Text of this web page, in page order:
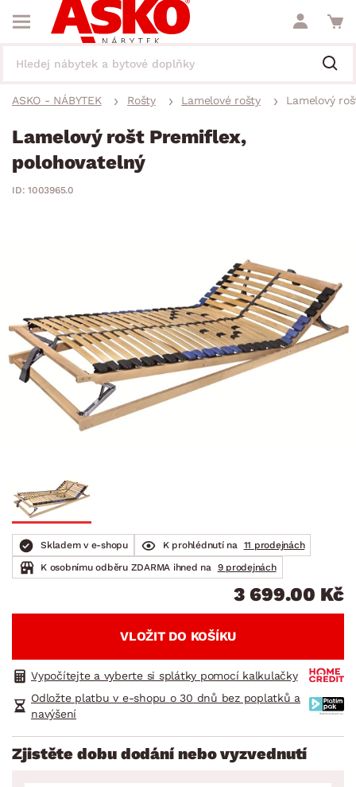
ASKO - NÁBYTEK Rošty Lamelové rošty Lamelový
Lamelový rošt Premiflex,
polohovatelný
ID: 1003965.0
Skladem v e-shopu K prohlédnutí na
11 prodejnách
K osobnímu odběru ZDARMA ihned na
9 prodejnách
3 699.00 Kč
VLOŽIT DO KOŠÍKU
Vypočítejte a vyberte si splátky pomocí kalkulačky
Odložte platbu v e-shopu o 30 dnů bez poplatků a
navýšení
Zjistěte dobu dodání nebo vyzvednutí